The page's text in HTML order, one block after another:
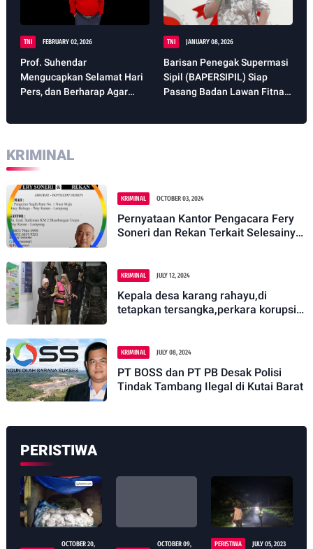
TNI FEBRUARY 02, 2026
Prof. Suhendar
Mengucapkan Selamat Hari
Pers, dan Berharap Agar
TNI JANUARY 08, 2026
Barisan Penegak Supermasi
Sipil (BAPERSIPIL) Siap
Pasang Badan Lawan Fitnah
KRIMINAL
KRIMINAL OCTOBER 03, 2024
Pernyataan Kantor Pengacara Fery
Soneri dan Rekan Terkait Selesainya
KRIMINAL JULY 12, 2024
Kepala desa karang rahayu,di
tetapkan tersangka,perkara korupsi
KRIMINAL JULY 08, 2024
PT BOSS dan PT PB Desak Polisi
Tindak Tambang Ilegal di Kutai Barat
PERISTIWA
OCTOBER 20, OCTOBER 09, PERISTIWA JULY 05, 2023